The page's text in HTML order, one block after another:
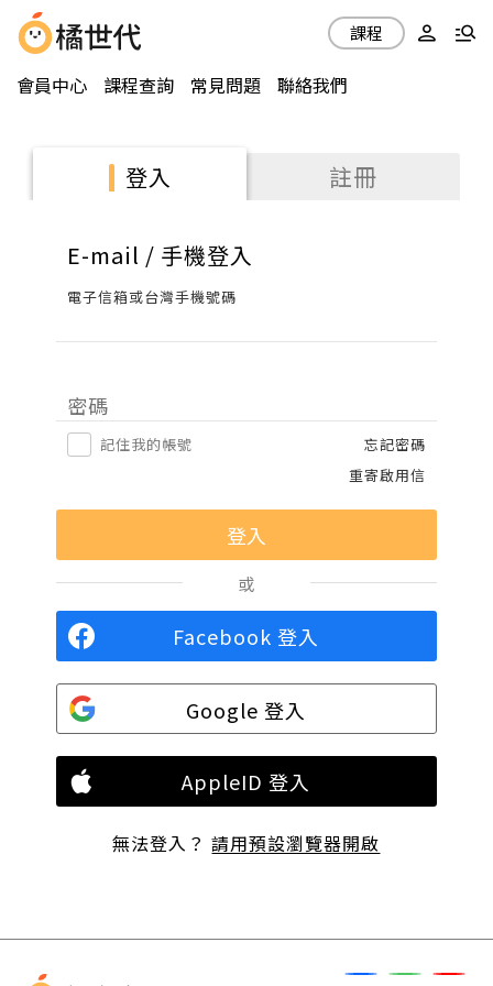
會員中心 課程查詢 常見問題 聯絡我們
課程
登入 註冊
E-mail / 手機登入
電子信箱或台灣手機號碼
密碼
記住我的帳號
忘記密碼
重寄啟用信
或
Facebook 登入
Google 登入
AppleID 登入
無法登入？請用預設瀏覽器開啟